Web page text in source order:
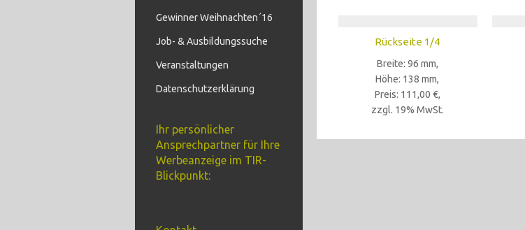
Rückseite 1/4
Breite: 96 mm,
Höhe: 138 mm,
Preis: 111,00 €,
zzgl. 19% MwSt.
Gewinner Weihnachten´16
Job- & Ausbildungssuche
Veranstaltungen
Datenschutzerklärung
Ihr persönlicher
Ansprechpartner für Ihre
Werbeanzeige im TIR-
Blickpunkt: